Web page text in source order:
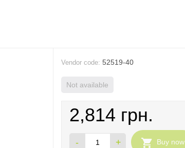
Vendor code: 52519-40
Not available
2,814 грн.
- + Buy now